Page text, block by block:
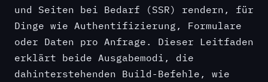
und Seiten bei Bedarf (SSR) rendern, für
Dinge wie Authentifizierung, Formulare
oder Daten pro Anfrage. Dieser Leitfaden
erklärt beide Ausgabemodi, die
dahinterstehenden Build-Befehle, wie